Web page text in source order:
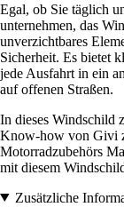
Egal, ob Sie täglich
unternehmen, das
unverzichtbares
Sicherheit. Es bietet
jede Ausfahrt in ein
auf offenen Straßen.
In dieses Windschild
Know-how von Givi
Motorradzubehörs
mit diesem
Zusätzliche